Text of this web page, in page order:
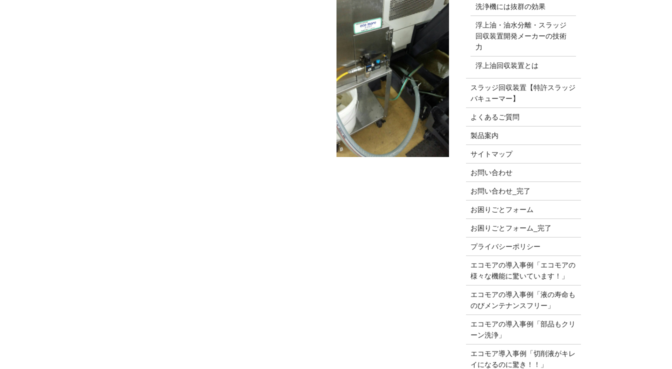
洗浄機には抜群の効果
浮上油・油水分離・スラッジ
回収装置開発メーカーの技術
力
浮上油回収装置とは
スラッジ回収装置【特許スラッジ
バキューマー】
よくあるご質問
製品案内
サイトマップ
お問い合わせ
お問い合わせ_完了
お困りごとフォーム
お困りごとフォーム_完了
プライバシーポリシー
エコモアの導入事例「エコモアの
様々な機能に驚いています！」
エコモアの導入事例「液の寿命も
のびメンテナンスフリー」
エコモアの導入事例「部品もクリ
ーン洗浄」
エコモア導入事例「切削液がキレ
イになるのに驚き！！」